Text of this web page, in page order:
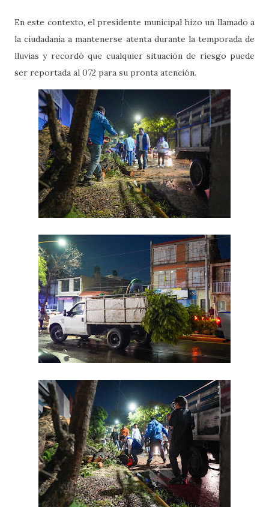
En este contexto, el presidente municipal hizo un llamado a
la ciudadanía a mantenerse atenta durante la temporada de
lluvias y recordó que cualquier situación de riesgo puede
ser reportada al 072 para su pronta atención.